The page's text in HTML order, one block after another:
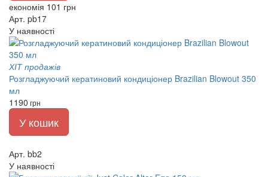
економія 101 грн
Арт. pb17
У наявності
ХІТ продажів
Розгладжуючий кератиновий кондиціонер Brazilian Blowout 350
мл
1190 грн
У кошик
Арт. bb2
У наявності